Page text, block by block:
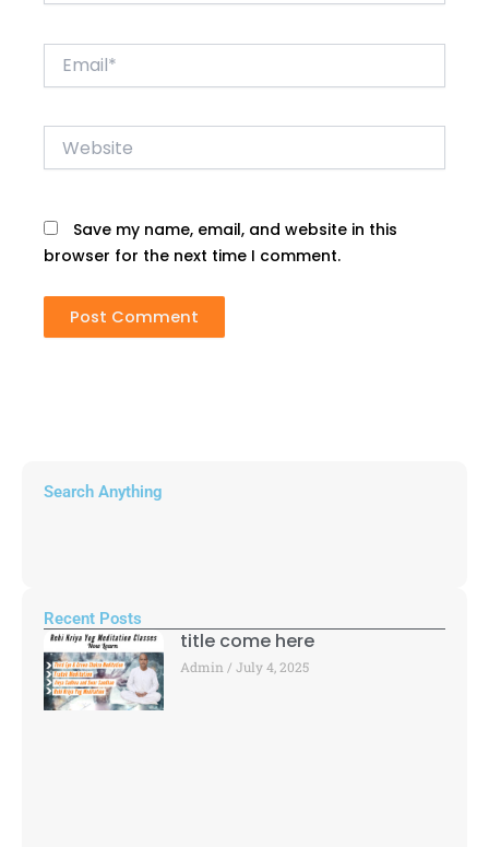
Website
Save my name, email, and website in this
browser for the next time I comment.
Search Anything
Recent Posts
title come here
Admin July 4, 2025